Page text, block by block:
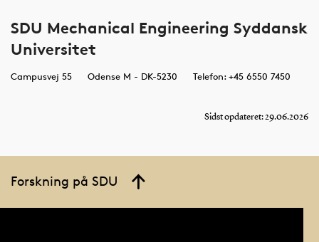
SDU Mechanical Engineering Syddansk
Universitet
Campusvej 55 Odense M - DK-5230 Telefon: +45 6550 7450
Sidst opdateret: 29.06.2026
Forskning på SDU